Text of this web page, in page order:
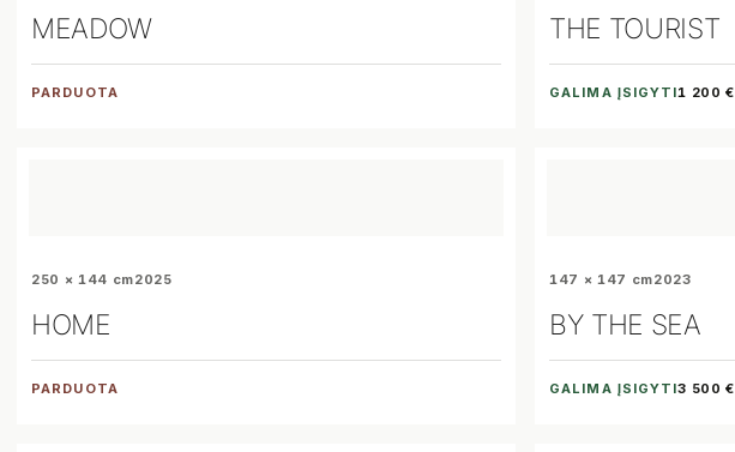
MEADOW
PARDUOTA
THE TOURIST
GALIMA ĮSIGYTI1 200 €
250 × 144 cm2025
HOME
PARDUOTA
147 × 147 cm2023
BY THE SEA
GALIMA ĮSIGYTI3 500 €